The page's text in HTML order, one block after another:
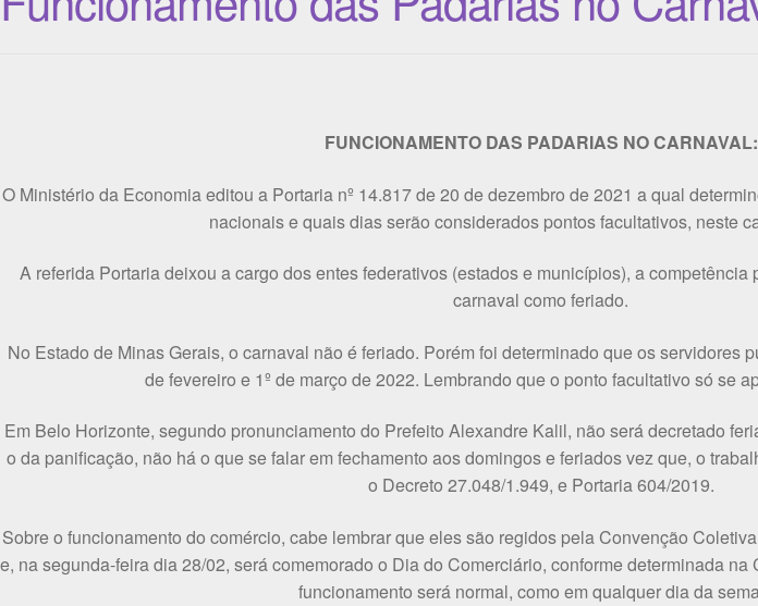
FUNCIONAMENTO DAS PADARIAS NO CARNAVAL:
O Ministério da Economia editou a Portaria nº 14.817 de 20 de dezembro de 2021 a qual
nacionais e quais dias serão considerados pontos facultativos, neste
A referida Portaria deixou a cargo dos entes federativos (estados e municípios), a
carnaval como feriado.
No Estado de Minas Gerais, o carnaval não é feriado. Porém foi determinado que os servidores
de fevereiro e 1º de março de 2022. Lembrando que o ponto facultativo só se
Em Belo Horizonte, segundo pronunciamento do Prefeito Alexandre Kalil, não será decretado
o da panificação, não há o que se falar em fechamento aos domingos e feriados vez que, o
o Decreto 27.048/1.949, e Portaria 604/2019.
Sobre o funcionamento do comércio, cabe lembrar que eles são regidos pela Convenção
e, na segunda-feira dia 28/02, será comemorado o Dia do Comerciário, conforme determinada
funcionamento será normal, como em qualquer dia da